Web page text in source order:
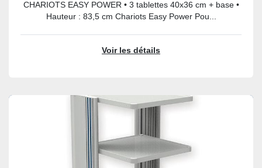
CHARIOTS EASY POWER • 3 tablettes 40x36 cm + base •
Hauteur : 83,5 cm Chariots Easy Power Pou...
Voir les détails